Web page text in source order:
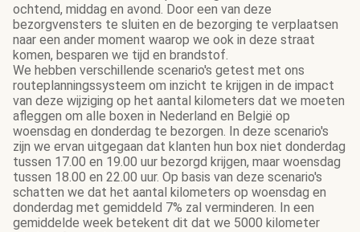
ochtend, middag en avond. Door een van deze
bezorgvensters te sluiten en de bezorging te verplaatsen
naar een ander moment waarop we ook in deze straat
komen, besparen we tijd en brandstof.
We hebben verschillende scenario's getest met ons
routeplanningssysteem om inzicht te krijgen in de impact
van deze wijziging op het aantal kilometers dat we moeten
afleggen om alle boxen in Nederland en België op
woensdag en donderdag te bezorgen. In deze scenario's
zijn we ervan uitgegaan dat klanten hun box niet donderdag
tussen 17.00 en 19.00 uur bezorgd krijgen, maar woensdag
tussen 18.00 en 22.00 uur. Op basis van deze scenario's
schatten we dat het aantal kilometers op woensdag en
donderdag met gemiddeld 7% zal verminderen. In een
gemiddelde week betekent dit dat we 5000 kilometer